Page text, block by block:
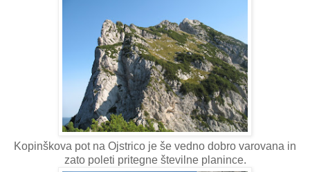
Kopinškova pot na Ojstrico je še vedno dobro varovana in
zato poleti pritegne številne planince.